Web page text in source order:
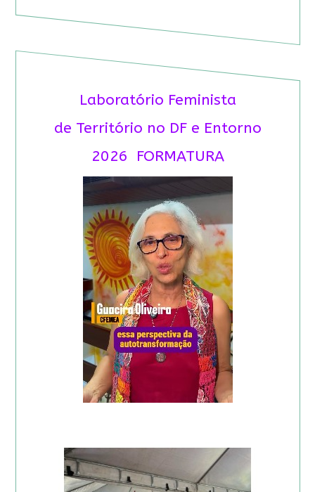
Laboratório Feminista
de Território no DF e Entorno
2026 FORMATURA